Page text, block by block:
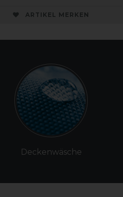
ARTIKEL MERKEN
Deckenwäsche